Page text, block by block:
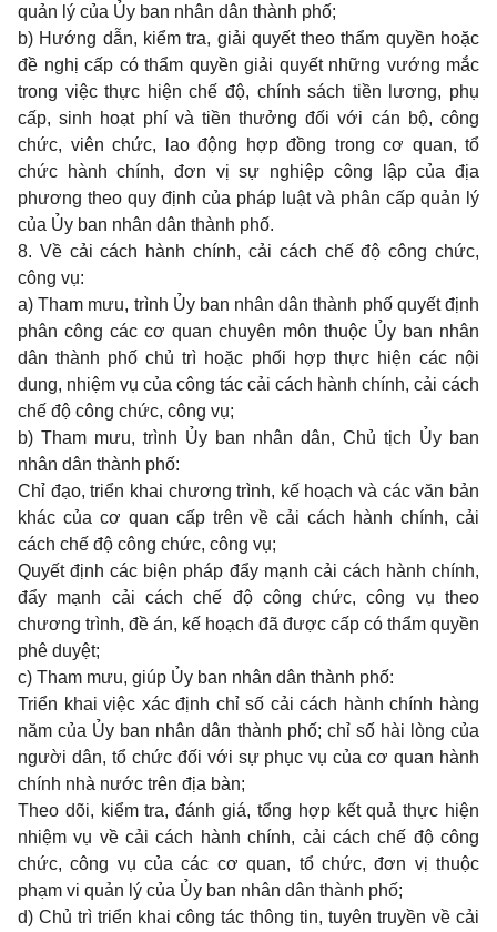
quản lý của Ủy ban nhân dân thành phố;
b) Hướng dẫn, kiểm tra, giải quyết theo thẩm quyền hoặc
đề nghị cấp có thẩm quyền giải quyết những vướng mắc
trong việc thực hiện chế độ, chính sách tiền lương, phụ
cấp, sinh hoạt phí và tiền thưởng đối với cán bộ, công
chức, viên chức, lao động hợp đồng trong cơ quan, tổ
chức hành chính, đơn vị sự nghiệp công lập của địa
phương theo quy định của pháp luật và phân cấp quản lý
của Ủy ban nhân dân thành phố.
8. Về cải cách hành chính, cải cách chế độ công chức,
công vụ:
a) Tham mưu, trình Ủy ban nhân dân thành phố quyết định
phân công các cơ quan chuyên môn thuộc Ủy ban nhân
dân thành phố chủ trì hoặc phối hợp thực hiện các nội
dung, nhiệm vụ của công tác cải cách hành chính, cải cách
chế độ công chức, công vụ;
b) Tham mưu, trình Ủy ban nhân dân, Chủ tịch Ủy ban
nhân dân thành phố:
Chỉ đạo, triển khai chương trình, kế hoạch và các văn bản
khác của cơ quan cấp trên về cải cách hành chính, cải
cách chế độ công chức, công vụ;
Quyết định các biện pháp đẩy mạnh cải cách hành chính,
đẩy mạnh cải cách chế độ công chức, công vụ theo
chương trình, đề án, kế hoạch đã được cấp có thẩm quyền
phê duyệt;
c) Tham mưu, giúp Ủy ban nhân dân thành phố:
Triển khai việc xác định chỉ số cải cách hành chính hàng
năm của Ủy ban nhân dân thành phố; chỉ số hài lòng của
người dân, tổ chức đối với sự phục vụ của cơ quan hành
chính nhà nước trên địa bàn;
Theo dõi, kiểm tra, đánh giá, tổng hợp kết quả thực hiện
nhiệm vụ về cải cách hành chính, cải cách chế độ công
chức, công vụ của các cơ quan, tổ chức, đơn vị thuộc
phạm vi quản lý của Ủy ban nhân dân thành phố;
d) Chủ trì triển khai công tác thông tin, tuyên truyền về cải